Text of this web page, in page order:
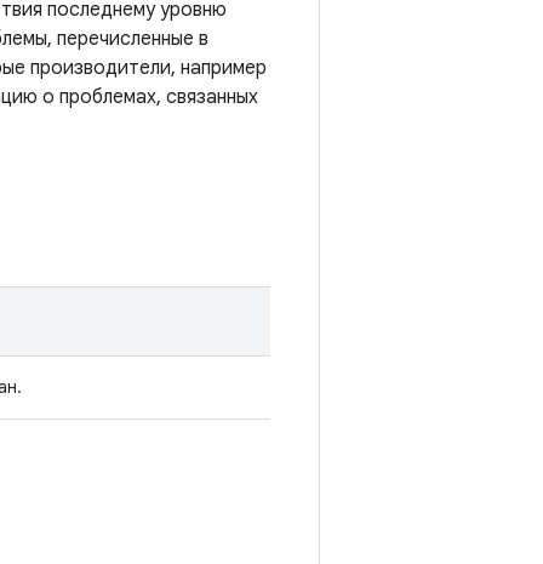
последнему уровню
перечисленные в
производители, например
о проблемах, связанных